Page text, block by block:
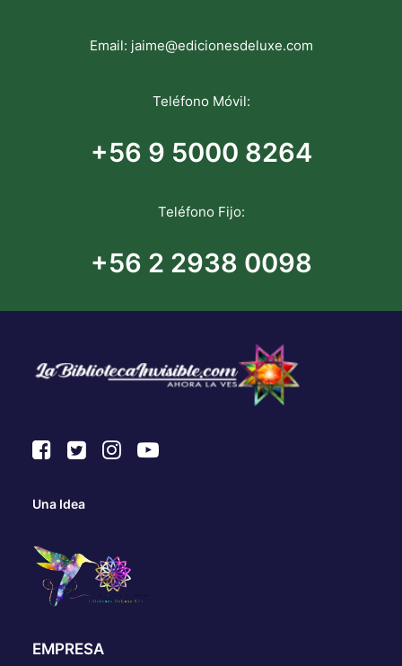
Email: jaime@edicionesdeluxe.com
Teléfono Móvil:
+56 9 5000 8264
Teléfono Fijo:
+56 2 2938 0098
Una Idea
EMPRESA